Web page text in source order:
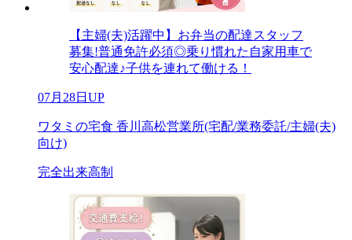
【主婦(夫)活躍中】お弁当の配達スタッフ
募集!普通免許必須◎乗り慣れた自家用車で
安心配達♪子供を連れて働ける！
07月28日UP
ワタミの宅食 香川高松営業所(宅配/業務委託/主婦(夫)
向け)
完全出来高制